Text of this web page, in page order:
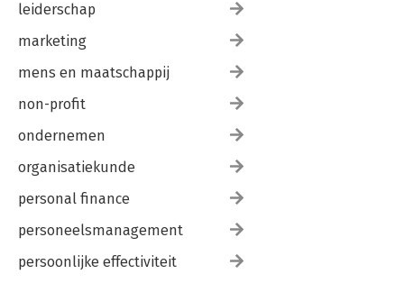
leiderschap
marketing
mens en maatschappij
non-profit
ondernemen
organisatiekunde
personal finance
personeelsmanagement
persoonlijke effectiviteit